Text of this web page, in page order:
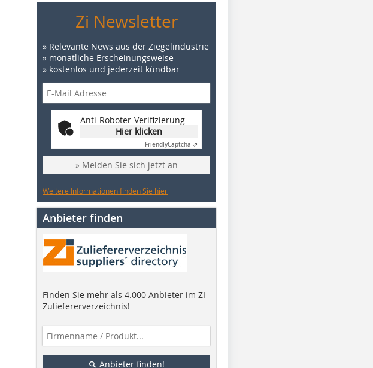
Zi Newsletter
» Relevante News aus der Ziegelindustrie
» monatliche Erscheinungsweise
» kostenlos und jederzeit kündbar
Anti-Roboter-Verifizierung
Hier klicken
FriendlyCaptcha ⇗
» Melden Sie sich jetzt an
Weitere Informationen finden Sie hier
Anbieter finden
Finden Sie mehr als 4.000 Anbieter im ZI
Zuliefererverzeichnis!
Anbieter finden!